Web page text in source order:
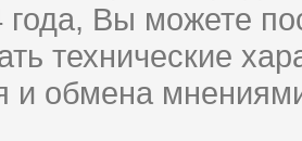
года, Вы можете
технические
и обмена